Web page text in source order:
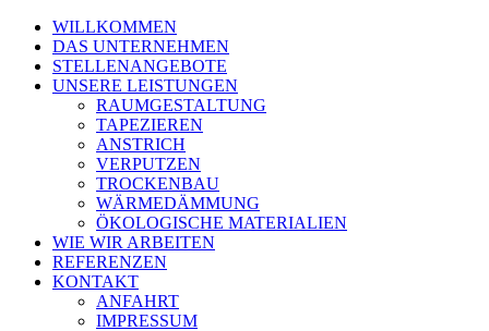
WILLKOMMEN
DAS UNTERNEHMEN
STELLENANGEBOTE
UNSERE LEISTUNGEN
RAUMGESTALTUNG
TAPEZIEREN
ANSTRICH
VERPUTZEN
TROCKENBAU
WÄRMEDÄMMUNG
ÖKOLOGISCHE MATERIALIEN
WIE WIR ARBEITEN
REFERENZEN
KONTAKT
ANFAHRT
IMPRESSUM